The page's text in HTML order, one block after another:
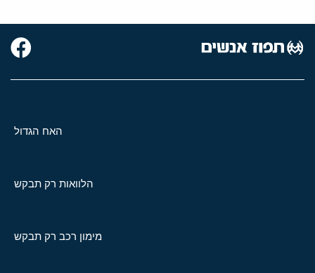
האח הגדול
הלוואות רק תבקש
מימון רכב רק תבקש